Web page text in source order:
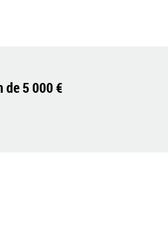
de 5 000 €